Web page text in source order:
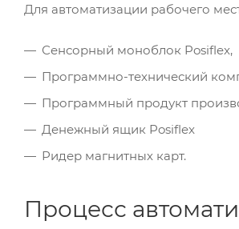
Для автоматизации рабочего
Сенсорный моноблок Posiflex,
Программно-технический
Программный продукт
Денежный ящик Posiflex
Ридер магнитных карт.
Процесс